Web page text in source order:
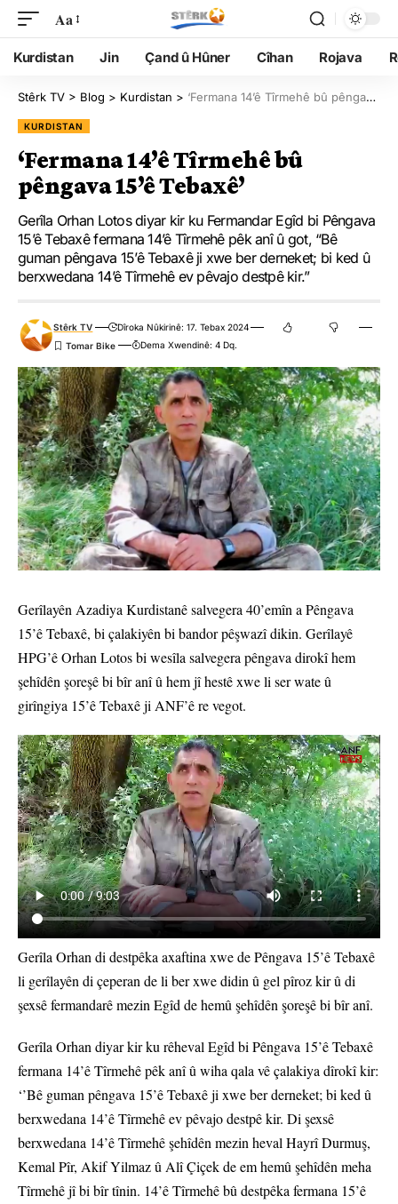
Aa
Kurdistan Jin Çand û Hûner Cîhan Rojava
Stêrk TV > Blog > Kurdistan > ‘Fermana 14’ê Tîrmehê bû pêngava 15’ê Tebaxê’
KURDISTAN
‘Fermana 14’ê Tîrmehê bû
pêngava 15’ê Tebaxê’
Gerîla Orhan Lotos diyar kir ku Fermandar Egîd bi Pêngava
15’ê Tebaxê fermana 14’ê Tîrmehê pêk anî û got, “Bê
guman pêngava 15’ê Tebaxê ji xwe ber derneket; bi ked û
berxwedana 14’ê Tîrmehê ev pêvajo destpê kir.”
Stêrk TV
Dîroka Nûkirinê: 17. Tebax 2024
Dema Xwendinê: 4 Dq.
Gerîlayên Azadiya Kurdistanê salvegera 40’emîn a Pêngava
15’ê Tebaxê, bi çalakiyên bi bandor pêşwazî dikin. Gerîlayê
HPG’ê Orhan Lotos bi wesîla salvegera pêngava dirokî hem
şehîdên şoreşê bi bîr anî û hem jî hestê xwe li ser wate û
girîngiya 15’ê Tebaxê ji ANF’ê re vegot.
Gerîla Orhan di destpêka axaftina xwe de Pêngava 15’ê Tebaxê
li gerîlayên di çeperan de li ber xwe didin û gel pîroz kir û di
şexsê fermandarê mezin Egîd de hemû şehîdên şoreşê bi bîr anî.
Gerîla Orhan diyar kir ku rêheval Egîd bi Pêngava 15’ê Tebaxê
fermana 14’ê Tîrmehê pêk anî û wiha qala vê çalakiya dîrokî kir:
‘’Bê guman pêngava 15’ê Tebaxê ji xwe ber derneket; bi ked û
berxwedana 14’ê Tîrmehê ev pêvajo destpê kir. Di şexsê
berxwedana 14’ê Tîrmehê şehîdên mezin heval Hayrî Durmuş,
Kemal Pîr, Akif Yilmaz û Alî Çiçek de em hemû şehîdên meha
Tîrmehê jî bi bîr tînin. 14’ê Tîrmehê bû destpêka fermana 15’ê